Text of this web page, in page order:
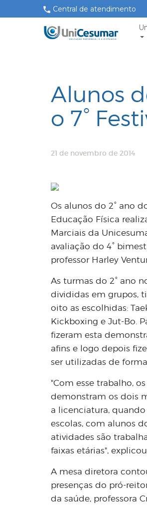
Central de atendimento
Alunos
o 7°
21 de novembro de 2014
Os alunos do 2° ano
Educação Física
Marciais da
avaliação do 4°
professor Harley
As turmas do 2° ano
divididas em grupos,
oito as escolhidas:
Kickboxing e Jut-Bo.
fizeram esta
afins e logo depois
ser utilizadas de
"Com esse trabalho,
demonstram os dois
a licenciatura,
escolas, com alunos
atividades são
faixas etárias",
A mesa diretora
presenças do pró-
da saúde, professora